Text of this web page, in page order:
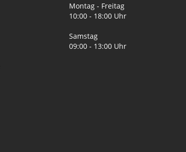
Montag - Freitag
10:00 - 18:00 Uhr
Samstag
09:00 - 13:00 Uhr